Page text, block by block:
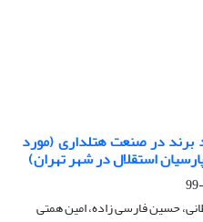
برند در صنعت هتلداری (مورد
استقلال در شهر تهران)
حسین فارسی زاده، امین همتی